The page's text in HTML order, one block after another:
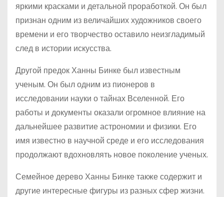
яркими красками и детальной проработкой. Он был
признан одним из величайших художников своего
времени и его творчество оставило неизгладимый
след в истории искусства.
Другой предок Ханны Бинке был известным
ученым. Он был одним из пионеров в
исследовании науки о тайнах Вселенной. Его
работы и документы оказали огромное влияние на
дальнейшее развитие астрономии и физики. Его
имя известно в научной среде и его исследования
продолжают вдохновлять новое поколение ученых.
Семейное дерево Ханны Бинке также содержит и
другие интересные фигуры из разных сфер жизни.